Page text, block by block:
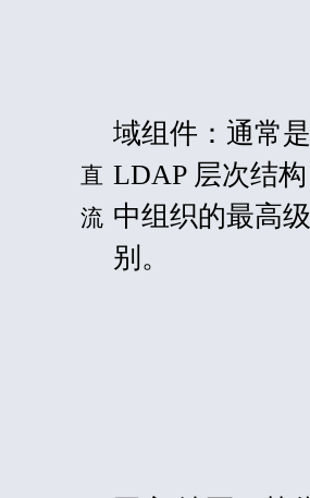
直
流
域组件：通常是
LDAP 层次结构
中组织的最高级
别。